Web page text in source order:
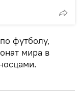
футболу,
мира в